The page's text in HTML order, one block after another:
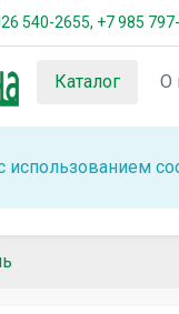
540-2655, +7 985
Каталог О
использованием